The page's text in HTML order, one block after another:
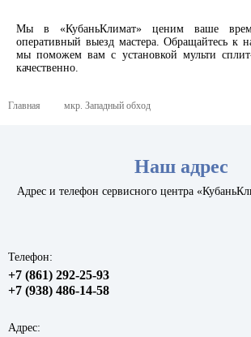
Мы в «КубаньКлимат» ценим ваше
оперативный выезд мастера. Обращайтесь к
мы поможем вам с установкой мульти
качественно.
Главная мкр. Западный обход
Наш адрес
Адрес и телефон сервисного центра
Телефон:
+7 (861) 292-25-93
+7 (938) 486-14-58
Адрес: